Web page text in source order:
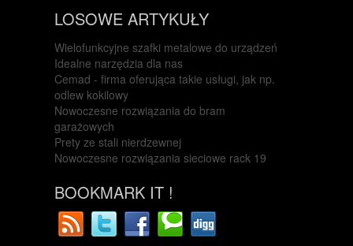
LOSOWE ARTYKUŁY
Wielofunkcyjne szafki metalowe do urządzeń
Idealne narzędzia dla nas
Cemad - firma oferująca takie usługi, jak np.
odlew kokilowy
Nowoczesne rozwiązania do bram
garażowych
Prety ze stali nierdzewnej
Nowoczesne rozwiązania sieciowe rack 19
BOOKMARK IT !